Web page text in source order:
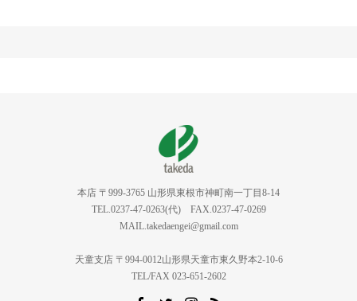
本店 〒999-3765 山形県東根市神町南一丁目8-14
TEL.0237-47-0263(代) FAX.0237-47-0269
MAIL.takedaengei@gmail.com
天童支店 〒994-0012山形県天童市東久野本2-10-6
TEL/FAX 023-651-2602